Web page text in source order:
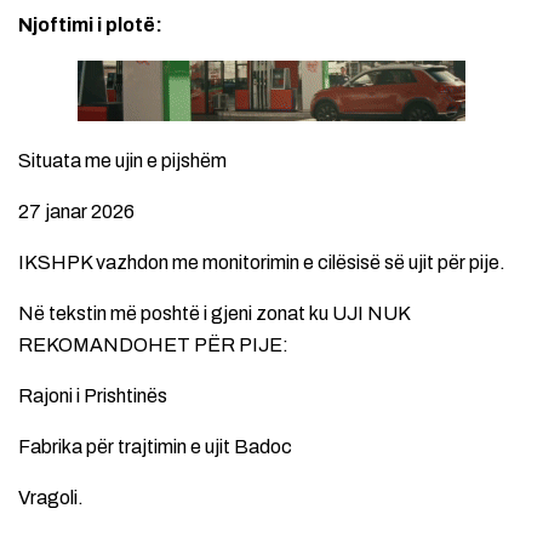
Njoftimi i plotë:
Situata me ujin e pijshëm
27 janar 2026
IKSHPK vazhdon me monitorimin e cilësisë së ujit për pije.
Në tekstin më poshtë i gjeni zonat ku UJI NUK
REKOMANDOHET PËR PIJE:
Rajoni i Prishtinës
Fabrika për trajtimin e ujit Badoc
Vragoli.